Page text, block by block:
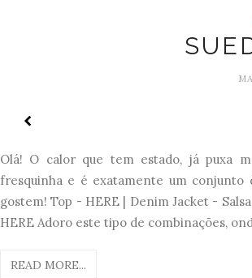
Olá! O calor que tem estado, já puxa
fresquinha e é exatamente um conjunto
gostem! Top - HERE | Denim Jacket -
HERE Adoro este tipo de combinações,
READ MORE...